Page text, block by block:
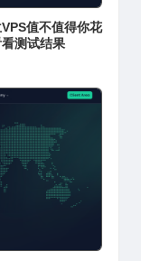
值不值得你花
测试结果